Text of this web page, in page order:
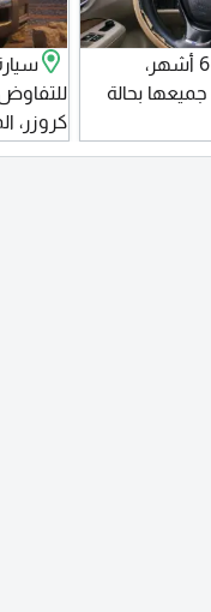
سوزوكي سياز موديل 2019، استمارة 6 أشهر،
جميعها بحالة